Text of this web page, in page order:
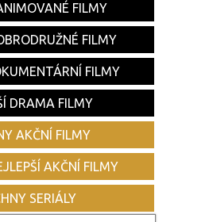
FILMY
FILMY
FILMY
DRAMA FILMY
AKČNÍ FILMY
AKČNÍ FILMY
SERIÁLY